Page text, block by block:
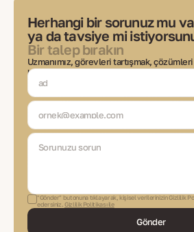
Herhangi bir sorunuz mu
ya da tavsiye mi
Bir talep bırakın
Uzmanımız, görevleri tartışmak,
her aşamasında iletişimde kalmak için
geçecektir.
"Gönder" butonuna tıklayarak, kişisel verilerinizin Gizlilik
edersiniz. Gizlilik Politikası ile
Gönder